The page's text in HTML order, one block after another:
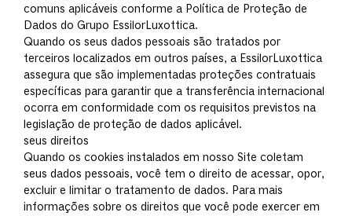
comuns aplicáveis conforme a Política de Proteção de
Dados do Grupo EssilorLuxottica.
Quando os seus dados pessoais são tratados por
terceiros localizados em outros países, a EssilorLuxottica
assegura que são implementadas proteções contratuais
específicas para garantir que a transferência internacional
ocorra em conformidade com os requisitos previstos na
legislação de proteção de dados aplicável.
seus direitos
Quando os cookies instalados em nosso Site coletam
seus dados pessoais, você tem o direito de acessar, opor,
excluir e limitar o tratamento de dados. Para mais
informações sobre os direitos que você pode exercer em